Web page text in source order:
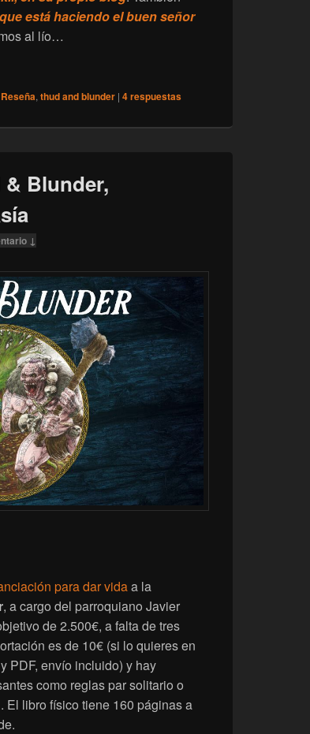
está haciendo el buen señor
al lío…
– Impresiones tras una lectura rápida.
Reseña, thud and blunder | 4respuestas
Blunder,
↓
para dar vidaa la
, a cargo del parroquiano Javier
de 2.500€, a falta de tres
es de 10€ (si lo quieres en
PDF, envío incluido) y hay
como reglas par solitario o
El libro físico tiene 160 páginas a